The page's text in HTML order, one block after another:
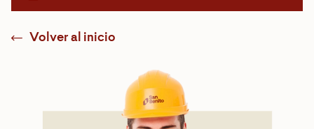
Volver al inicio